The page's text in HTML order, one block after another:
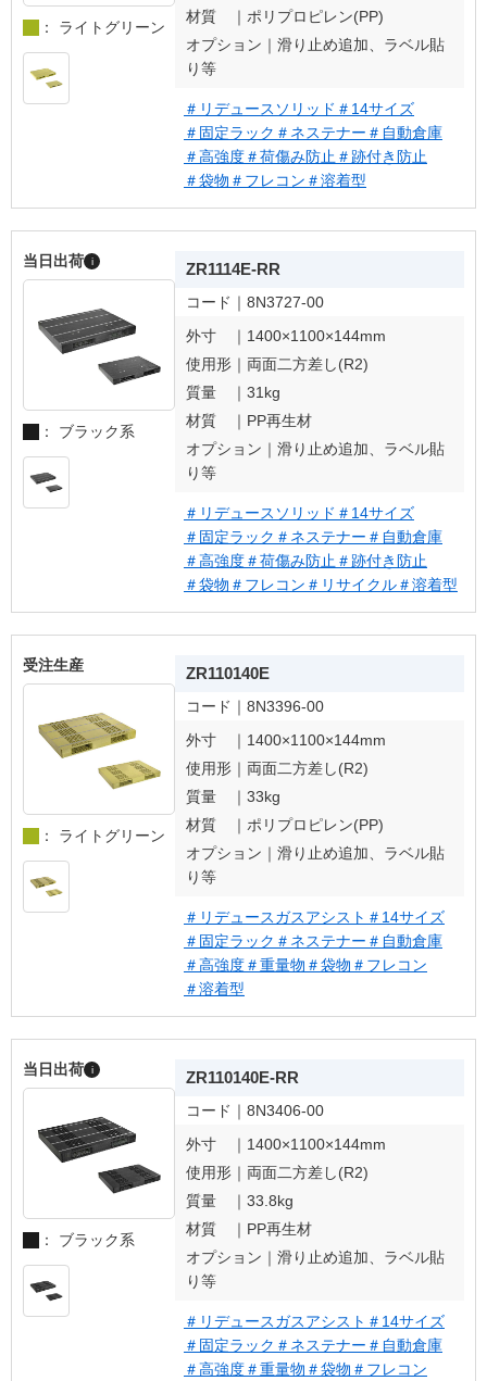
： ライトグリーン
材質 ｜ ポリプロピレン(PP)
オプション｜ 滑り止め追加、ラベル貼
り等
＃リデュースソリッド ＃14サイズ
＃固定ラック ＃ネステナー ＃自動倉庫
＃高強度＃荷傷み防止 ＃跡付き防止
＃袋物 ＃フレコン ＃溶着型
当日出荷 i
： ブラック系
ZR1114E-RR
コード｜ 8N3727-00
外寸 ｜ 1400×1100×144mm
使用形｜ 両面二方差し(R2)
質量 ｜ 31kg
材質 ｜ PP再生材
オプション｜ 滑り止め追加、ラベル貼
り等
＃リデュースソリッド ＃14サイズ
＃固定ラック ＃ネステナー ＃自動倉庫
＃高強度＃荷傷み防止 ＃跡付き防止
＃袋物 ＃フレコン ＃リサイクル＃溶着型
受注生産
： ライトグリーン
ZR110140E
コード｜ 8N3396-00
外寸 ｜ 1400×1100×144mm
使用形｜ 両面二方差し(R2)
質量 ｜ 33kg
材質 ｜ ポリプロピレン(PP)
オプション｜ 滑り止め追加、ラベル貼
り等
＃リデュースガスアシスト ＃14サイズ
＃固定ラック ＃ネステナー ＃自動倉庫
＃高強度＃重量物 ＃袋物 ＃フレコン
＃溶着型
当日出荷 i
： ブラック系
ZR110140E-RR
コード｜ 8N3406-00
外寸 ｜ 1400×1100×144mm
使用形｜ 両面二方差し(R2)
質量 ｜ 33.8kg
材質 ｜ PP再生材
オプション｜ 滑り止め追加、ラベル貼
り等
＃リデュースガスアシスト ＃14サイズ
＃固定ラック ＃ネステナー ＃自動倉庫
＃高強度＃重量物 ＃袋物 ＃フレコン